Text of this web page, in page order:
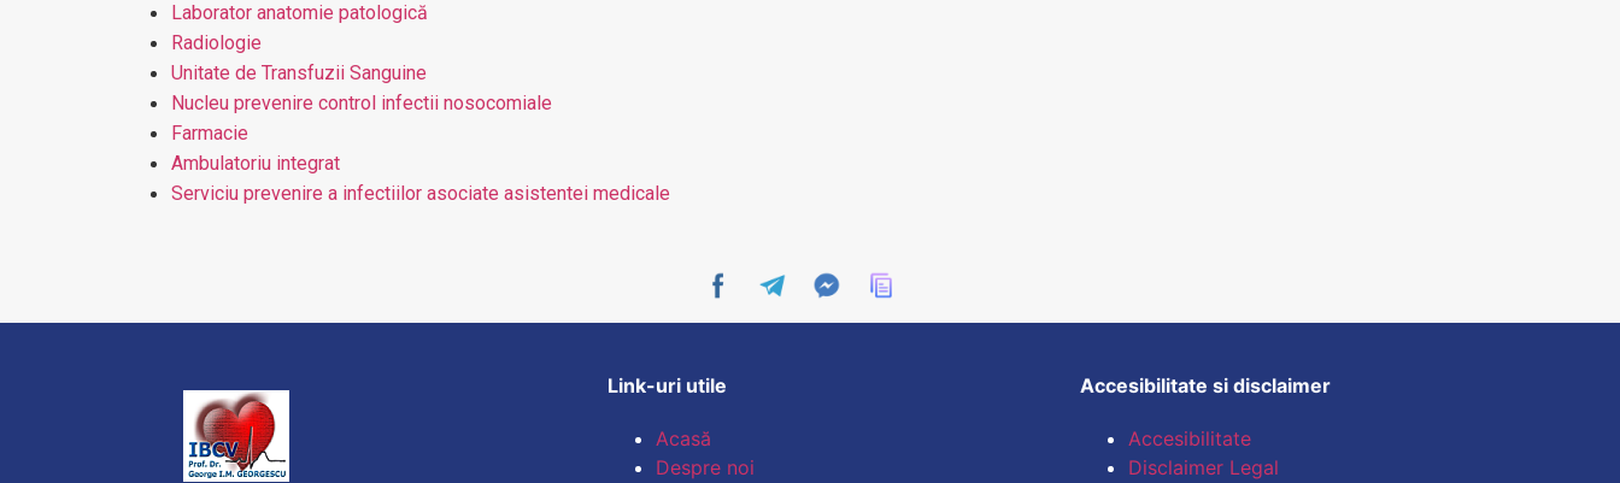
Laborator anatomie patologică
Radiologie
Unitate de Transfuzii Sanguine
Nucleu prevenire control infectii nosocomiale
Farmacie
Ambulatoriu integrat
Serviciu prevenire a infectiilor asociate asistentei medicale
Link-uri utile
Acasă
Despre noi
Accesibilitate si disclaimer
Accesibilitate
Disclaimer Legal